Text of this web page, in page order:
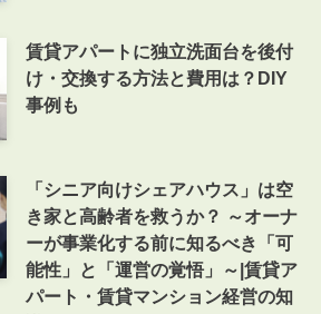
賃貸アパートに独立洗面台を後付
け・交換する方法と費用は？DIY
事例も
「シニア向けシェアハウス」は空
き家と高齢者を救うか？ ～オーナ
ーが事業化する前に知るべき「可
能性」と「運営の覚悟」～|賃貸ア
パート・賃貸マンション経営の知